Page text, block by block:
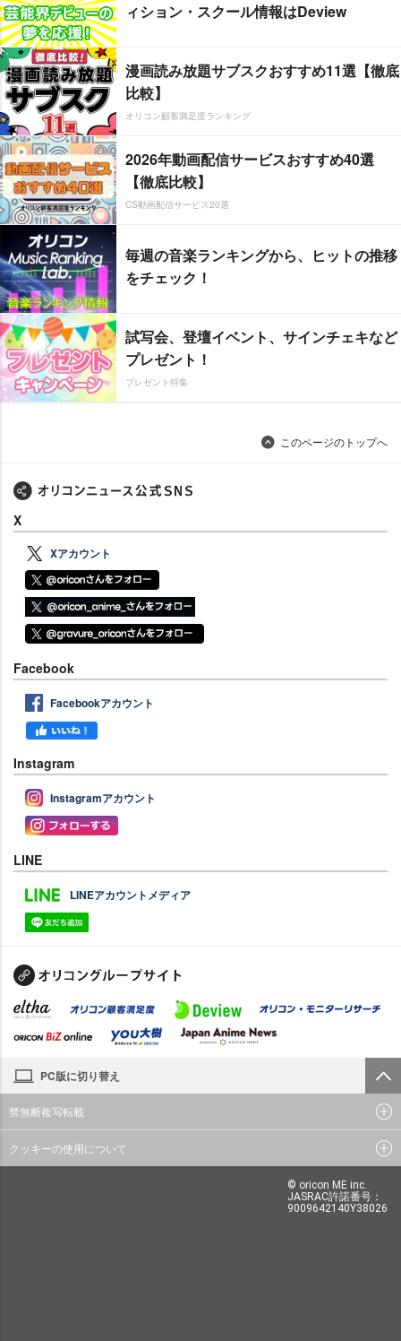
ィション・スクール情報はDeview
漫画読み放題サブスクおすすめ11選【徹底
比較】
オリコン顧客満足度ランキング
2026年動画配信サービスおすすめ40選
【徹底比較】
CS動画配信サービス20選
毎週の音楽ランキングから、ヒットの推移
をチェック！
試写会、登壇イベント、サインチェキなど
プレゼント！
プレゼント特集
このページのトップへ
X
Xアカウント
Facebook
Facebookアカウント
Instagram
Instagramアカウント
LINE
LINEアカウントメディア
PC版に切り替え
禁無断複写転載
クッキーの使用について
© oricon ME inc.
JASRAC許諾番号：
9009642140Y38026